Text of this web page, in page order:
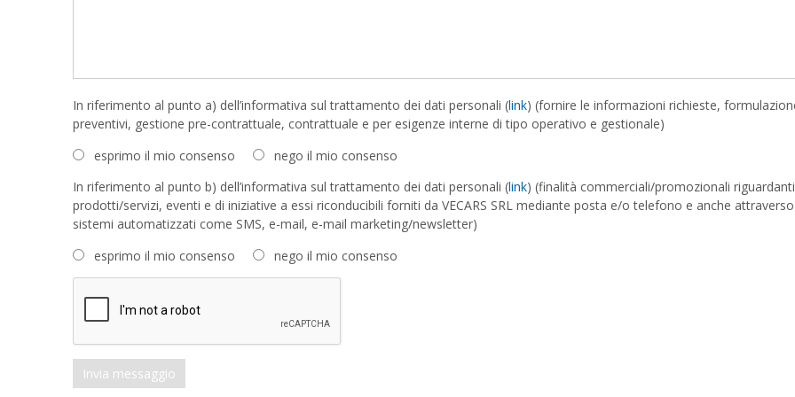
In riferimento al punto a) dell’informativa sul trattamento dei dati personali (link) (fornire le informazioni richieste,
preventivi, gestione pre-contrattuale, contrattuale e per esigenze interne di tipo operativo e gestionale)
esprimo il mio consenso
nego il mio consenso
In riferimento al punto b) dell’informativa sul trattamento dei dati personali (link) (finalità commerciali/promozionali riguardanti
prodotti/servizi, eventi e di iniziative a essi riconducibili forniti da VECARS SRL mediante posta e/o telefono e anche attraverso
sistemi automatizzati come SMS, e-mail, e-mail marketing/newsletter)
esprimo il mio consenso
nego il mio consenso
Invia messaggio